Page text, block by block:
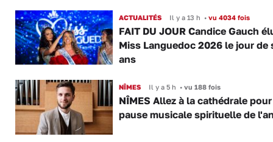
ACTUALITÉS Il y a 13 h •vu 4034 fois
FAIT DU JOUR Candice Gauch
Miss Languedoc 2026 le jour de
ans
NÎMES Il y a 5 h •vu 188 fois
NÎMES Allez à la cathédrale
pause musicale spirituelle de